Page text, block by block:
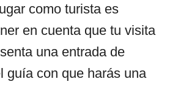
como turista es
en cuenta que tu visita
una entrada de
guía con que harás una